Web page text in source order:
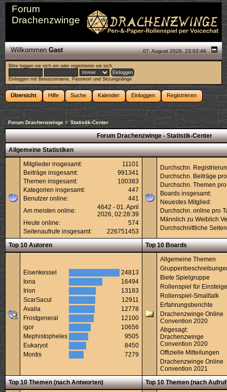
Forum
Drachenzwinge
07. August 2026, 23:03:46
WillkommenGast
Bitte loggen sie sich ein oderregistrieren sie sich.
Einloggen mit Benutzername, Passwort und Sitzungslänge
Übersicht Hilfe Suche Kalender Einloggen Registrieren
Forum Drachenzwinge > Statistik-Center
Forum Drachenzwinge - Statistik-Center
Allgemeine Statistiken
Mitglieder insgesamt:
11101
Beiträge insgesamt:
991341
Themen insgesamt:
100383
Kategorien insgesamt:
447
Benutzer online:
441
Am meisten online:
4642 - 01. April
2026, 02:28:39
Heute online:
574
Seitenaufrufe insgesamt:
226751453
Durchschn.
Durchschn. Beiträge
Durchschn. Themen
Boards insgesamt:
Neuestes Mitglied:
Durchschn. online pro
Männlich zu Weiblich
Durchschnittliche
Top 10 Autoren Top 10 Boards
Eisenkessel
24813
Iona
16494
Irion
13183
ScarSacul
12911
Avalia
12778
Frostgeneral
12100
igor
10656
Mephistopheles
9505
Eukaryot
8450
Montis
7279
Allgemeine Themen
Biete Spielgruppe
Rollenspiel für
Rollenspiel-Smalltalk
Erfahrungsberichte
Drachenzwinge Online
Convention 2020
Abgesagt:
Drachenzwinge
Convention 2020
Offizielle Mitteilungen
Drachenzwinge Online
Convention 2021
Top 10 Themen (nach Antworten)
Top 10 Themen (nach